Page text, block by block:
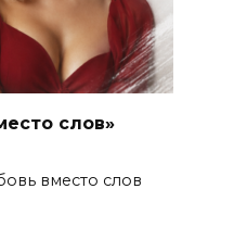
слов»
вместо слов